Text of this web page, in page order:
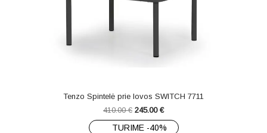
Tenzo Spintelė prie lovos SWITCH 7711
410.00€ 245.00 €
TURIME -40%